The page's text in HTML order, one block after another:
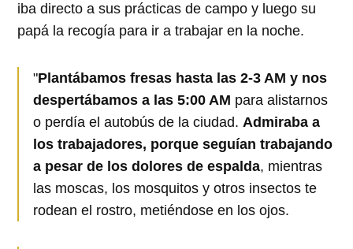
iba directo a sus prácticas de campo y luego su
papá la recogía para ir a trabajar en la noche.
"Plantábamos fresas hasta las 2-3 AM y nos
despertábamos a las 5:00 AM para alistarnos
o perdía el autobús de la ciudad.Admiraba a
los trabajadores, porque seguían trabajando
a pesar de los dolores de espalda, mientras
las moscas, los mosquitos y otros insectos te
rodean el rostro, metiéndose en los ojos.